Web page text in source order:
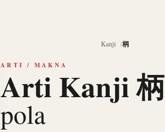
Kanji 柄
ARTI / MAKNA
Arti Kanji 柄
pola